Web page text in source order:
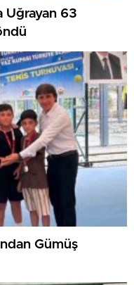
Uğrayan 63
Gümüş